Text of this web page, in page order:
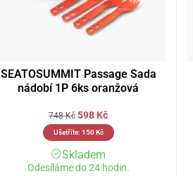
SEATOSUMMIT Passage Sada
nádobí 1P 6ks oranžová
748Kč 598 Kč
Ušetříte: 150Kč
Skladem
Odesíláme do 24 hodin.